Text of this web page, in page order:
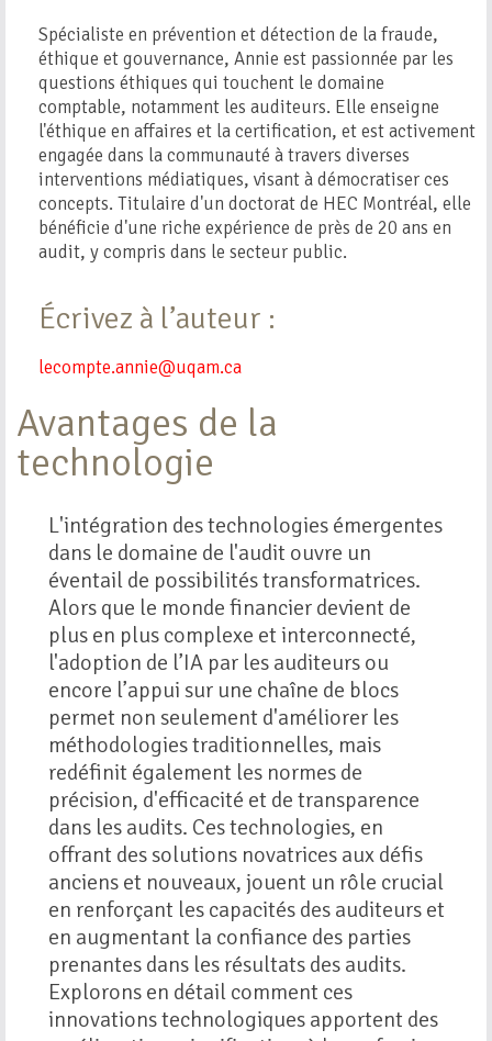
Spécialiste en prévention et détection de la fraude,
éthique et gouvernance, Annie est passionnée par les
questions éthiques qui touchent le domaine
comptable, notamment les auditeurs. Elle enseigne
l'éthique en affaires et la certification, et est activement
engagée dans la communauté à travers diverses
interventions médiatiques, visant à démocratiser ces
concepts. Titulaire d'un doctorat de HEC Montréal, elle
bénéficie d'une riche expérience de près de 20 ans en
audit, y compris dans le secteur public.
Écrivez à l’auteur :
lecompte.annie@uqam.ca
Avantages de la
technologie
L'intégration des technologies émergentes
dans le domaine de l'audit ouvre un
éventail de possibilités transformatrices.
Alors que le monde financier devient de
plus en plus complexe et interconnecté,
l'adoption de l’IA par les auditeurs ou
encore l’appui sur une chaîne de blocs
permet non seulement d'améliorer les
méthodologies traditionnelles, mais
redéfinit également les normes de
précision, d'efficacité et de transparence
dans les audits. Ces technologies, en
offrant des solutions novatrices aux défis
anciens et nouveaux, jouent un rôle crucial
en renforçant les capacités des auditeurs et
en augmentant la confiance des parties
prenantes dans les résultats des audits.
Explorons en détail comment ces
innovations technologiques apportent des